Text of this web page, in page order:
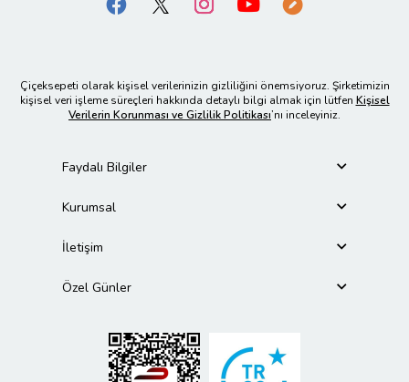
Çiçeksepeti olarak kişisel verilerinizin gizliliğini önemsiyoruz. Şirketimizin
kişisel veri işleme süreçleri hakkında detaylı bilgi almak için lütfen Kişisel
Verilerin Korunması ve Gizlilik Politikası’nı inceleyiniz.
Faydalı Bilgiler
Kurumsal
İletişim
Özel Günler